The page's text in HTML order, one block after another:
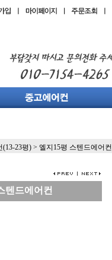
(13-23평) > 엘지15평 스텐드에어컨
텐드에어컨